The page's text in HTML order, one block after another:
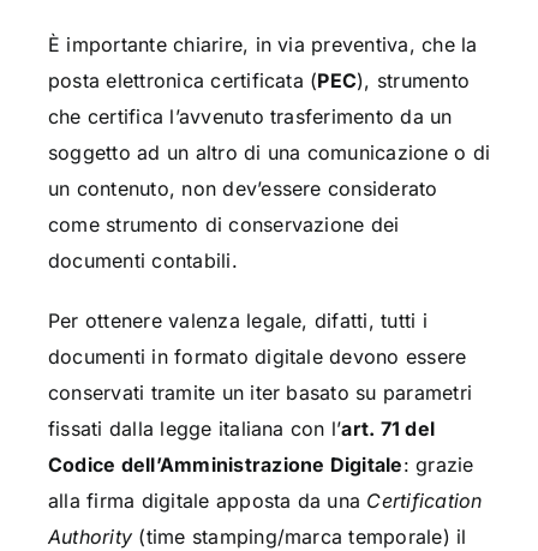
È importante chiarire, in via preventiva, che la
posta elettronica certificata (PEC), strumento
che certifica l’avvenuto trasferimento da un
soggetto ad un altro di una comunicazione o di
un contenuto, non dev’essere considerato
come strumento di conservazione dei
documenti contabili.
Per ottenere valenza legale, difatti, tutti i
documenti in formato digitale devono essere
conservati tramite un iter basato su parametri
fissati dalla legge italiana con l’art. 71 del
Codice dell’Amministrazione Digitale: grazie
alla firma digitale apposta da una Certification
Authority (time stamping/marca temporale) il